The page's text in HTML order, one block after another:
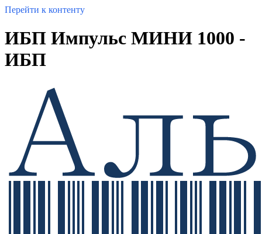
Перейти к контенту
ИБП Импульс МИНИ 1000 -
ИБП